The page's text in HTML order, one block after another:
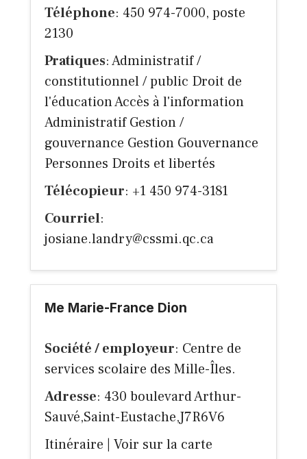
Téléphone: 450 974-7000, poste
2130
Pratiques: Administratif /
constitutionnel / public Droit de
l'éducation Accès à l'information
Administratif Gestion /
gouvernance Gestion Gouvernance
Personnes Droits et libertés
Télécopieur: +1 450 974-3181
Courriel:
josiane.landry@cssmi.qc.ca
Me Marie-France Dion
Société / employeur: Centre de
services scolaire des Mille-Îles.
Adresse: 430 boulevard Arthur-
Sauvé,Saint-Eustache,J7R6V6
Itinéraire
Voir sur la carte